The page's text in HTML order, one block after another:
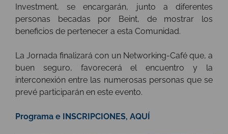
Investment, se encargarán, junto a diferentes
personas becadas por Beint, de mostrar los
beneficios de pertenecer a esta Comunidad.
La Jornada finalizará con un Networking-Café que, a
buen seguro, favorecerá el encuentro y la
interconexión entre las numerosas personas que se
prevé participarán en este evento.
Programa e INSCRIPCIONES, AQUÍ